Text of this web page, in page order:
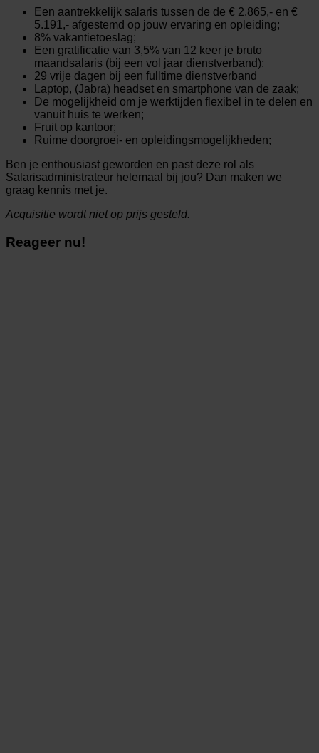
Een aantrekkelijk salaris tussen de de € 2.865,- en €
5.191,- afgestemd op jouw ervaring en opleiding;
8% vakantietoeslag;
Een gratificatie van 3,5% van 12 keer je bruto
maandsalaris (bij een vol jaar dienstverband);
29 vrije dagen bij een fulltime dienstverband
Laptop, (Jabra) headset en smartphone van de zaak;
De mogelijkheid om je werktijden flexibel in te delen en
vanuit huis te werken;
Fruit op kantoor;
Ruime doorgroei- en opleidingsmogelijkheden;
Ben je enthousiast geworden en past deze rol als
Salarisadministrateur helemaal bij jou? Dan maken we
graag kennis met je.
Acquisitie wordt niet op prijs gesteld.
Reageer nu!